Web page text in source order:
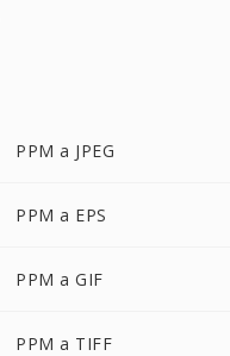
PPM a JPEG
PPM a EPS
PPM a GIF
PPM a TIFF